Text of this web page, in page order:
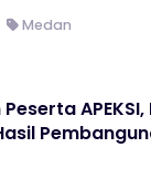
Medan